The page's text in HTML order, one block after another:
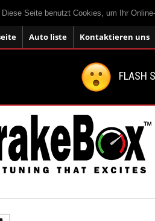
Diese Seite benutzt Cookies, um Ihr
Auto liste Kontaktieren uns
FLASH